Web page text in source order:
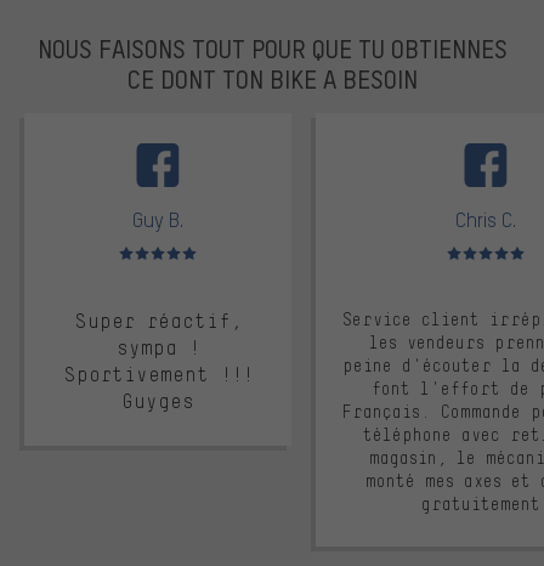
NOUS FAISONS TOUT POUR QUE TU OBTIENNES
CE DONT TON BIKE A BESOIN
Guy B.
Note moyenne : 5 sur 5
Super réactif,
sympa !
Sportivement !!!
Guyges
Chris C.
Note moyenne :
Service client
les vendeurs
peine d'écouter la
font l'effort de
Français. Commande
téléphone avec
magasin, le
monté mes axes et